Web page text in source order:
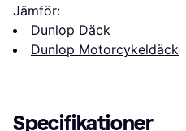
Jämför:
Dunlop Däck
Dunlop Motorcykeldäck
Specifikationer